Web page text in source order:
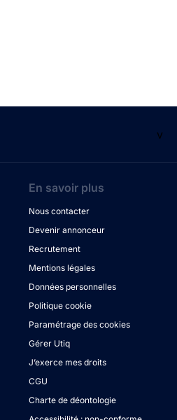
v
En savoir plus
Nous contacter
Devenir annonceur
Recrutement
Mentions légales
Données personnelles
Politique cookie
Paramétrage des cookies
Gérer Utiq
J’exerce mes droits
CGU
Charte de déontologie